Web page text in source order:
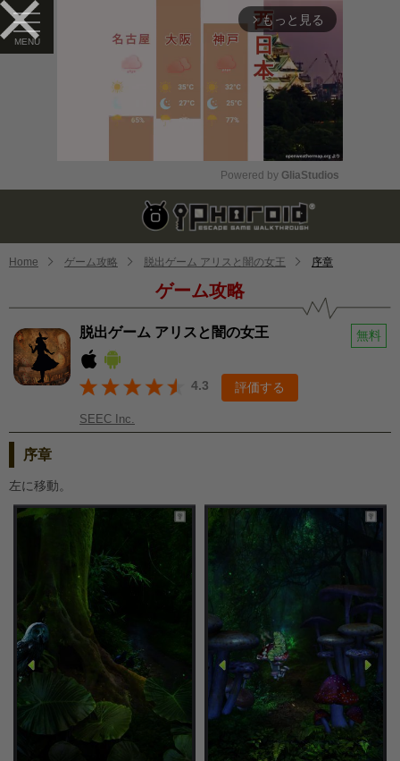
arrow_forward_ios もっと見る
Mute
Powered by GliaStudios
Home ゲーム攻略 脱出ゲーム アリスと闇の女王 序章
ゲーム攻略
脱出ゲーム アリスと闇の女王 無料
4.3 評価する
SEEC Inc.
序章
左に移動。